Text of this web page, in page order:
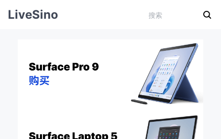
LiveSino